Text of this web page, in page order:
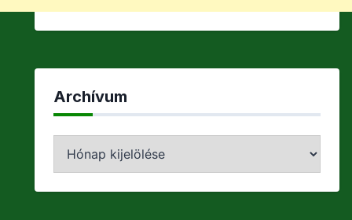
Archívum